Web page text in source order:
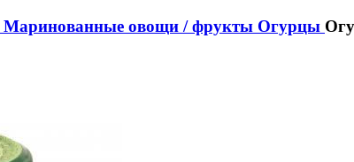
Маринованные овощи / фрукты Огурцы